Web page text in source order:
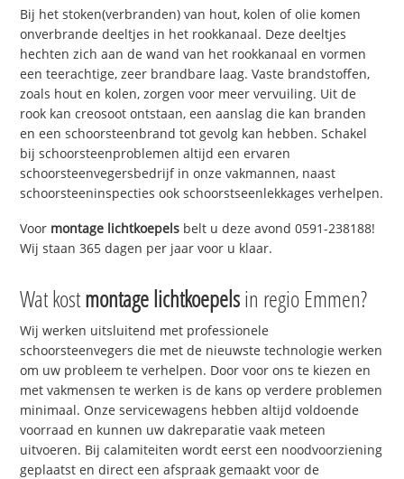
Bij het stoken(verbranden) van hout, kolen of olie komen
onverbrande deeltjes in het rookkanaal. Deze deeltjes
hechten zich aan de wand van het rookkanaal en vormen
een teerachtige, zeer brandbare laag. Vaste brandstoffen,
zoals hout en kolen, zorgen voor meer vervuiling. Uit de
rook kan creosoot ontstaan, een aanslag die kan branden
en een schoorsteenbrand tot gevolg kan hebben. Schakel
bij schoorsteenproblemen altijd een ervaren
schoorsteenvegersbedrijf in onze vakmannen, naast
schoorsteeninspecties ook schoorstseenlekkages verhelpen.
Voor montage lichtkoepels belt u deze avond 0591-238188!
Wij staan 365 dagen per jaar voor u klaar.
Wat kostmontage lichtkoepelsin regio Emmen?
Wij werken uitsluitend met professionele
schoorsteenvegers die met de nieuwste technologie werken
om uw probleem te verhelpen. Door voor ons te kiezen en
met vakmensen te werken is de kans op verdere problemen
minimaal. Onze servicewagens hebben altijd voldoende
voorraad en kunnen uw dakreparatie vaak meteen
uitvoeren. Bij calamiteiten wordt eerst een noodvoorziening
geplaatst en direct een afspraak gemaakt voor de